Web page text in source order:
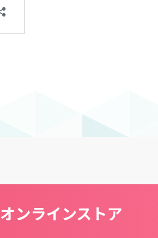
オンラインストア